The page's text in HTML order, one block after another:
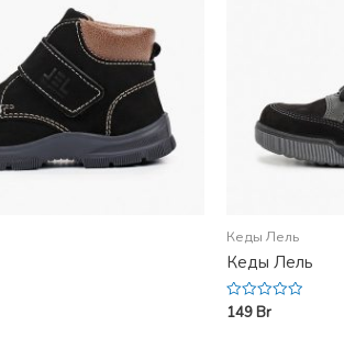
Кеды Лель
Кеды Лель
Rated
149Br